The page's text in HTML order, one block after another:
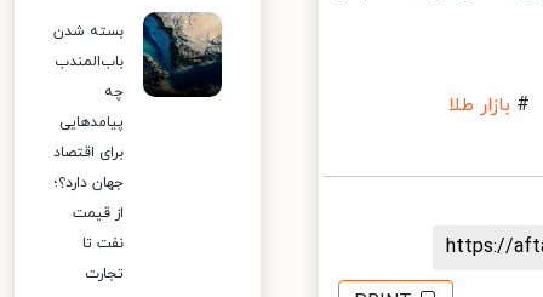
بازار طلا
https://
بسته شدن
باب‌المندب
چه
پیامدهایی
برای اقتصاد
جهان دارد؟؛
از قیمت
نفت تا
تجارت